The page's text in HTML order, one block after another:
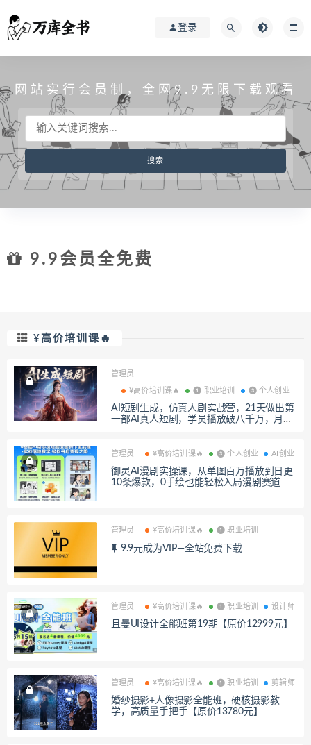
登录
网站实行会员制，全网9.9无限下载观看
9.9会员全免费
¥高价培训课🔥
管理员
¥高价培训课🔥 ❶ 职业培训 ❸ 个人创业
AI短剧生成，仿真人剧实战营，21天做出第
一部AI真人短剧，学员播放破八千万，月入
管理员 ¥高价培训课🔥 ❸ 个人创业 AI创业
御灵AI漫剧实操课，从单图百万播放到日更
10条爆款，0手绘也能轻松入局漫剧赛道
管理员 ¥高价培训课🔥 ❶ 职业培训
9.9元成为VIP—全站免费下载
管理员 ¥高价培训课🔥 ❶ 职业培训 设计师
且曼UI设计全能班第19期【原价12999元】
管理员 ¥高价培训课🔥 ❶ 职业培训 剪辑师
婚纱摄影+人像摄影全能班，硬核摄影教
学，高质量手把手【原价13780元】